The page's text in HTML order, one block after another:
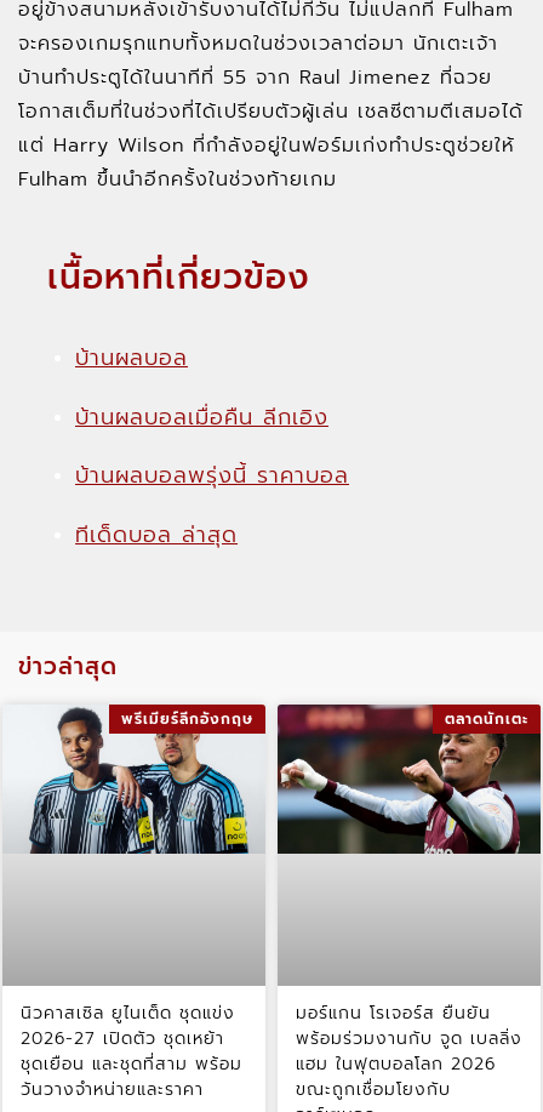
อยู่ข้างสนามหลังเข้ารับงานได้ไม่กี่วัน ไม่แปลกที่ Fulham
จะครองเกมรุกแทบทั้งหมดในช่วงเวลาต่อมา นักเตะเจ้า
บ้านทำประตูได้ในนาทีที่ 55 จาก Raul Jimenez ที่ฉวย
โอกาสเต็มที่ในช่วงที่ได้เปรียบตัวผู้เล่น เชลซีตามตีเสมอได้
แต่ Harry Wilson ที่กำลังอยู่ในฟอร์มเก่งทำประตูช่วยให้
Fulham ขึ้นนำอีกครั้งในช่วงท้ายเกม
เนื้อหาที่เกี่ยวข้อง
บ้านผลบอล
บ้านผลบอลเมื่อคืน ลีกเอิง
บ้านผลบอลพรุ่งนี้ ราคาบอล
ทีเด็ดบอล ล่าสุด
ข่าวล่าสุด
พรีเมียร์ลีกอังกฤษ
นิวคาสเซิล ยูไนเต็ด ชุดแข่ง
2026-27 เปิดตัว ชุดเหย้า
ชุดเยือน และชุดที่สาม พร้อม
วันวางจำหน่ายและราคา
ตลาดนักเตะ
มอร์แกน โรเจอร์ส ยืนยัน
พร้อมร่วมงานกับ จูด เบลลิ่ง
แฮม ในฟุตบอลโลก 2026
ขณะถูกเชื่อมโยงกับ